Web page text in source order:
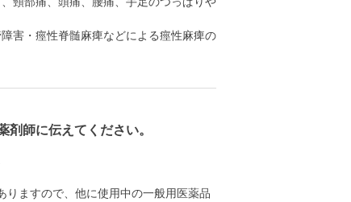
害・痙性脊髄麻痺などによる痙性麻痺の
師に伝えてください。
ますので、他に使用中の一般用医薬品